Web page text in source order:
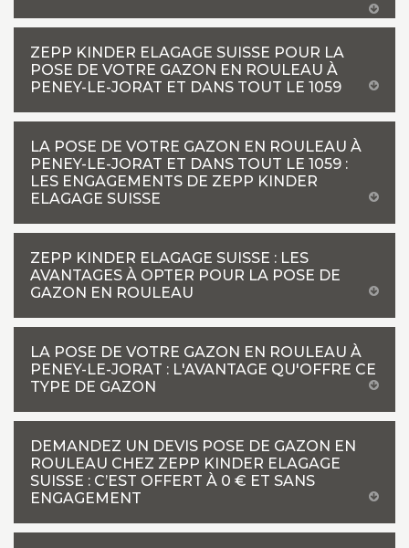
ZEPP KINDER ELAGAGE SUISSE POUR LA
POSE DE VOTRE GAZON EN ROULEAU À
PENEY-LE-JORAT ET DANS TOUT LE 1059
LA POSE DE VOTRE GAZON EN ROULEAU À
PENEY-LE-JORAT ET DANS TOUT LE 1059 :
LES ENGAGEMENTS DE ZEPP KINDER
ELAGAGE SUISSE
ZEPP KINDER ELAGAGE SUISSE : LES
AVANTAGES À OPTER POUR LA POSE DE
GAZON EN ROULEAU
LA POSE DE VOTRE GAZON EN ROULEAU À
PENEY-LE-JORAT : L'AVANTAGE QU'OFFRE CE
TYPE DE GAZON
DEMANDEZ UN DEVIS POSE DE GAZON EN
ROULEAU CHEZ ZEPP KINDER ELAGAGE
SUISSE : C’EST OFFERT À 0 € ET SANS
ENGAGEMENT